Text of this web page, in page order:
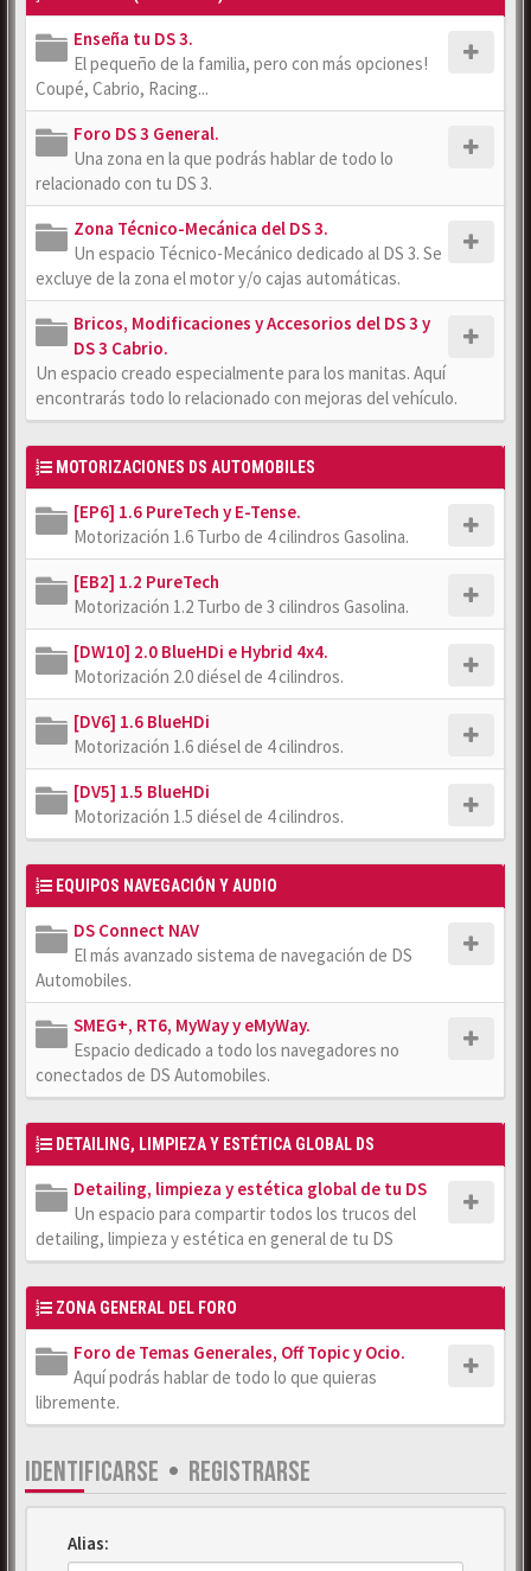
Enseña tu DS 3.
El pequeño de la familia, pero con más opciones!
Coupé, Cabrio, Racing...
Foro DS 3 General.
Una zona en la que podrás hablar de todo lo
relacionado con tu DS 3.
Zona Técnico-Mecánica del DS 3.
Un espacio Técnico-Mecánico dedicado al DS 3. Se
excluye de la zona el motor y/o cajas automáticas.
Bricos, Modificaciones y Accesorios del DS 3 y
DS 3 Cabrio.
Un espacio creado especialmente para los manitas. Aquí
encontrarás todo lo relacionado con mejoras del vehículo.
MOTORIZACIONES DS AUTOMOBILES
[EP6] 1.6 PureTech y E-Tense.
Motorización 1.6 Turbo de 4 cilindros Gasolina.
[EB2] 1.2 PureTech
Motorización 1.2 Turbo de 3 cilindros Gasolina.
[DW10] 2.0 BlueHDi e Hybrid 4x4.
Motorización 2.0 diésel de 4 cilindros.
[DV6] 1.6 BlueHDi
Motorización 1.6 diésel de 4 cilindros.
[DV5] 1.5 BlueHDi
Motorización 1.5 diésel de 4 cilindros.
EQUIPOS NAVEGACIÓN Y AUDIO
DS Connect NAV
El más avanzado sistema de navegación de DS
Automobiles.
SMEG+, RT6, MyWay y eMyWay.
Espacio dedicado a todo los navegadores no
conectados de DS Automobiles.
DETAILING, LIMPIEZA Y ESTÉTICA GLOBAL DS
Detailing, limpieza y estética global de tu DS
Un espacio para compartir todos los trucos del
detailing, limpieza y estética en general de tu DS
ZONA GENERAL DEL FORO
Foro de Temas Generales, Off Topic y Ocio.
Aquí podrás hablar de todo lo que quieras
libremente.
IDENTIFICARSE • REGISTRARSE
Alias: